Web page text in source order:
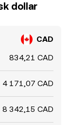
dollar
CAD
834,21 CAD
4 171,07 CAD
8 342,15 CAD